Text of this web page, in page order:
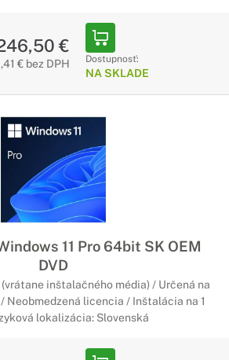
€
€ bez DPH Dostupnosť:
NA SKLADE
11 Pro 64bit SK OEM
DVD
inštalačného média) / Určená na
Neobmedzená licencia / Inštalácia na 1
lokalizácia: Slovenská